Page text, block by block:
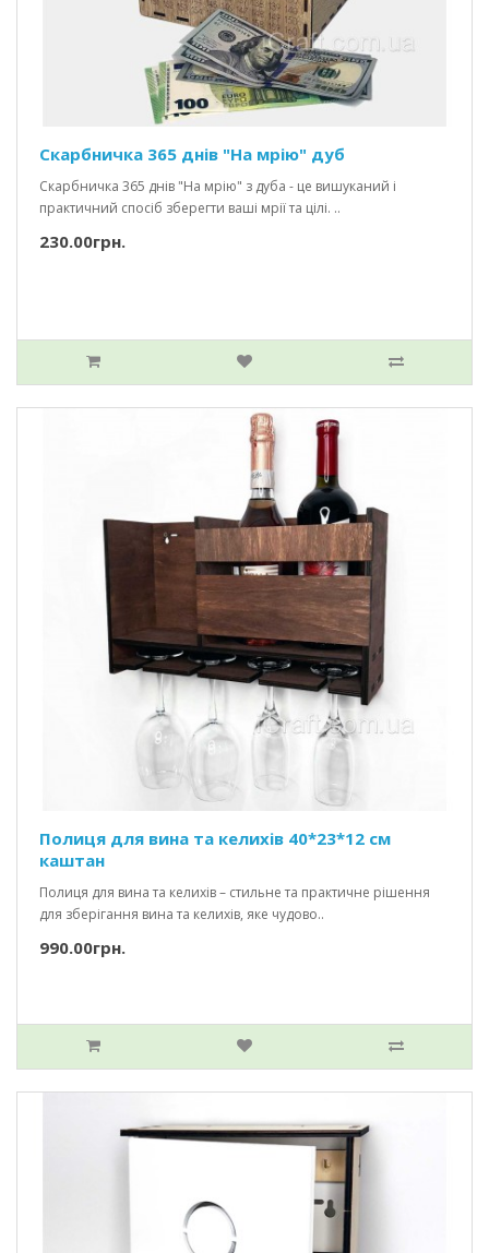
Скарбничка 365 днів "На мрію" дуб
Скарбничка 365 днів "На мрію" з дуба - це вишуканий і
практичний спосіб зберегти ваші мрії та цілі. ..
230.00грн.
Полиця для вина та келихів 40*23*12 см
каштан
Полиця для вина та келихів – стильне та практичне рішення
для зберігання вина та келихів, яке чудово..
990.00грн.